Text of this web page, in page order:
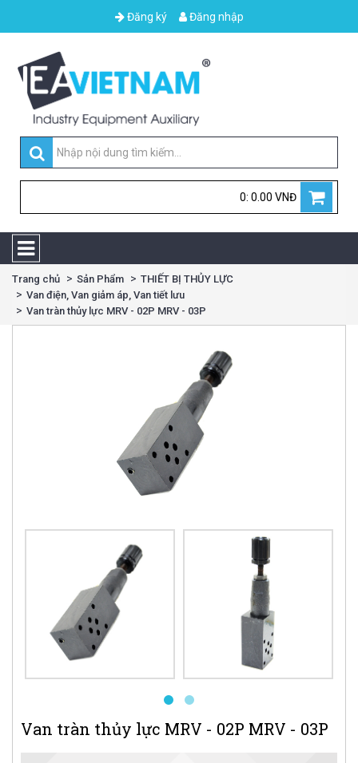
Đăng ký Đăng nhập
0: 0.00 VNĐ
Trang chủ Sản Phẩm
THIẾT BỊ THỦY LỰC
Van điện, Van giảm áp, Van tiết lưu
Van tràn thủy lực MRV - 02P MRV - 03P
Van tràn thủy lực MRV - 02P MRV - 03P